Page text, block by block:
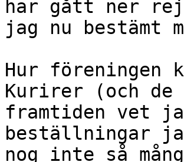
har gått ner
jag nu
Hur föreningen
Kurirer (och
framtiden vet
beställningar
nog inte så